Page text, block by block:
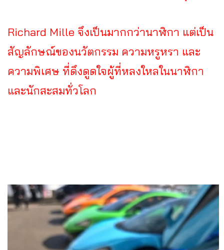
Richard Mille จึงเป็นมากกว่านาฬิกา แต่เป็น
สัญลักษณ์ของนวัตกรรม ความหรูหรา และ
ความพิเศษ ที่ดึงดูดใจผู้ที่หลงใหลในนาฬิกา
และนักสะสมทั่วโลก